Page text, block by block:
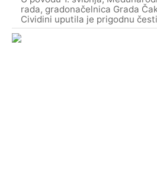
rada, gradonačelnica Grada
Cividini uputila je prigodnu